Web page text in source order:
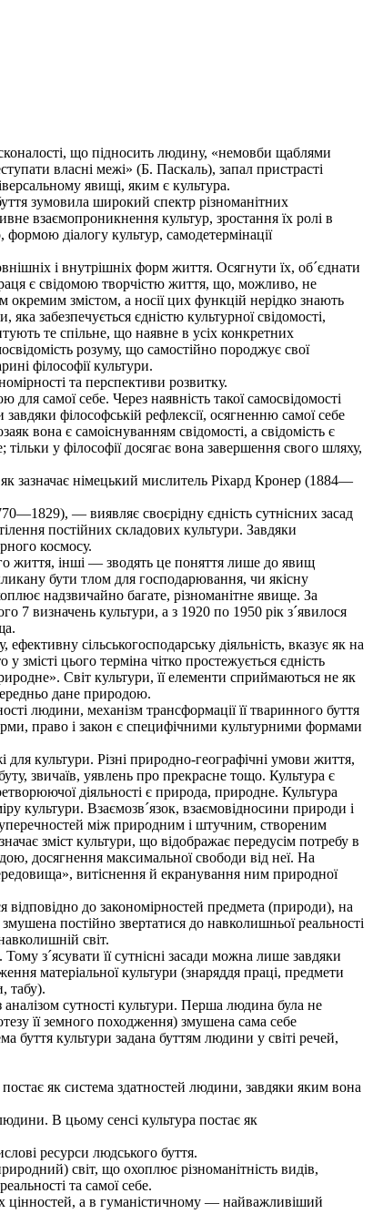
що підносить людину, «немовби щаблями
власні межі» (Б. Паскаль), запал пристрасті
явищі, яким є культура.
зумовила широкий спектр різноманітних
взаємопроникнення культур, зростання їх ролі в
діалогу культур, самодетермінації
і внутрішніх форм життя. Осягнути їх, об´єднати
є свідомою творчістю життя, що, можливо, не
окремим змістом, а носії цих функцій нерідко знають
забезпечується єдністю культурної свідомості,
те спільне, що наявне в усіх конкретних
розуму, що самостійно породжує свої
філософії культури.
та перспективи розвитку.
самої себе. Через наявність такої самосвідомості
філософській рефлексії, осягненню самої себе
вона є самоіснуванням свідомості, а свідомість є
у філософії досягає вона завершення свого шляху,
як зазначає німецький мислитель Ріхард Кронер (1884—
— виявляє своєрідну єдність сутнісних засад
постійних складових культури. Завдяки
космосу.
життя, інші — зводять це поняття лише до явищ
бути тлом для господарювання, чи якісну
надзвичайно багате, різноманітне явище. За
7 визначень культури, а з 1920 по 1950 рік з´явилося
сільськогосподарську діяльність, вказує як на
цього терміна чітко простежується єдність
Світ культури, її елементи сприймаються не як
дане природою.
людини, механізм трансформації її тваринного буття
право і закон є специфічними культурними формами
культури. Різні природно-географічні умови життя,
звичаїв, уявлень про прекрасне тощо. Культура є
діяльності є природа, природне. Культура
культури. Взаємозв´язок, взаємовідносини природи і
між природним і штучним, створеним
зміст культури, що відображає передусім потребу в
досягнення максимальної свободи від неї. На
витіснення й екранування ним природної
відповідно до закономірностей предмета (природи), на
постійно звертатися до навколишньої реальності
світ.
з´ясувати її сутнісні засади можна лише завдяки
матеріальної культури (знаряддя праці, предмети
табу).
сутності культури. Перша людина була не
її земного походження) змушена сама себе
культури задана буттям людини у світі речей,
як система здатностей людини, завдяки яким вона
В цьому сенсі культура постає як
ресурси людського буття.
світ, що охоплює різноманітність видів,
та самої себе.
цінностей, а в гуманістичному — найважливіший